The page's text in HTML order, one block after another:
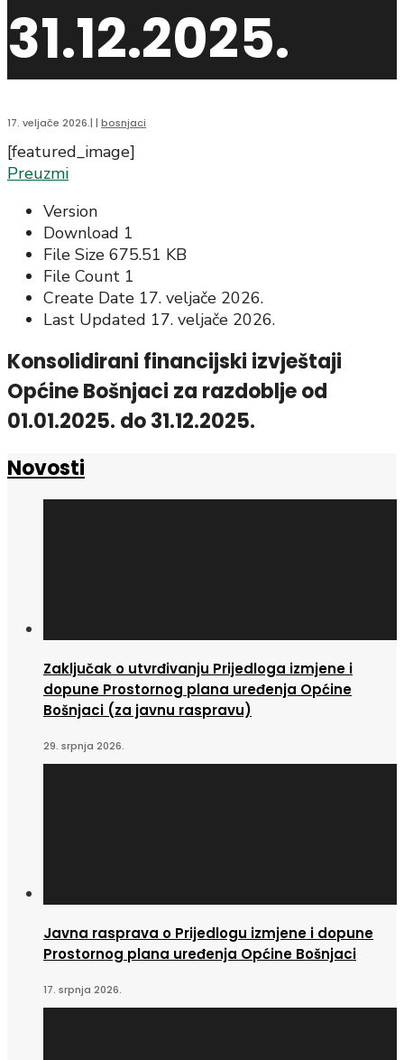
31.12.2025.
17. veljače 2026.| | bosnjaci
[featured_image]
Preuzmi
Version
Download 1
File Size 675.51 KB
File Count 1
Create Date 17. veljače 2026.
Last Updated 17. veljače 2026.
Konsolidirani financijski izvještaji
Općine Bošnjaci za razdoblje od
01.01.2025. do 31.12.2025.
Novosti
Zaključak o utvrđivanju Prijedloga izmjene i
dopune Prostornog plana uređenja Općine
Bošnjaci (za javnu raspravu)
29. srpnja 2026.
Javna rasprava o Prijedlogu izmjene i dopune
Prostornog plana uređenja Općine Bošnjaci
17. srpnja 2026.